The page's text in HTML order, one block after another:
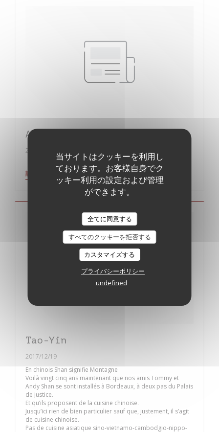
当サイトはクッキーを利用し
ております。お客様自身でク
ッキー利用の設定および管理
ができます。
全てに同意する
すべてのクッキーを拒否する
カスタマイズする
プライバシーポリシー
undefined
Assiettes gourmandes
2017/12/19
記事を読む ((新しいウィンドウで開きます))
Tao-Yin
2017/12/19
En chinois Shan signifie Montagne
Voilà vingt cinq ans maintenant que nos amis Tommy et
Andy Shan se sont installés à Bordeaux, à deux pas du Palais
de justice.
Et qu’ils proposent de la cuisine chinoise.
Jusqu’ici rien de bien particulier sauf que, justement, il s’agit
de cuisine chinoise.
Pas de cuisine asiatique sino-vietnamo-cambodgio-nippo-